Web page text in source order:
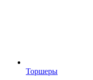
Торшеры